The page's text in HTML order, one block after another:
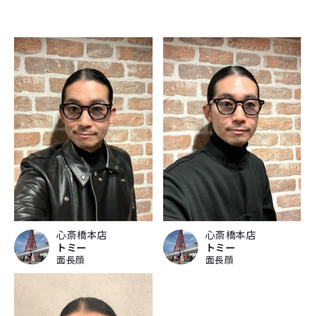
心斎橋本店
トミー
面長顔
心斎橋本店
トミー
面長顔